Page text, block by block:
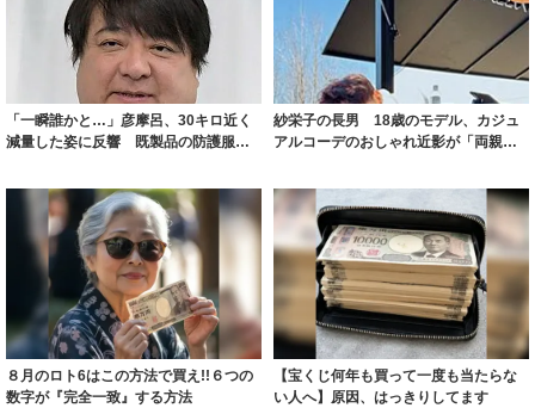
「一瞬誰かと…」彦摩呂、30キロ近く
減量した姿に反響 既製品の防護服が
紗栄子の長男 18歳のモデル、カジュ
アルコーデのおしゃれ近影が「両親の
８月のロト6はこの方法で買え!!６つの
数字が『完全一致』する方法
【宝くじ何年も買って一度も当たらな
い人へ】原因、はっきりしてます